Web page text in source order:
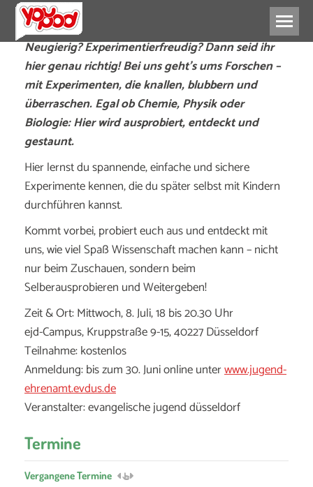
Neugierig? Experimentierfreudig? Dann seid ihr
hier genau richtig! Bei uns geht’s ums Forschen –
mit Experimenten, die knallen, blubbern und
überraschen. Egal ob Chemie, Physik oder
Biologie: Hier wird ausprobiert, entdeckt und
gestaunt.
Hier lernst du spannende, einfache und sichere
Experimente kennen, die du später selbst mit Kindern
durchführen kannst.
Kommt vorbei, probiert euch aus und entdeckt mit
uns, wie viel Spaß Wissenschaft machen kann – nicht
nur beim Zuschauen, sondern beim
Selberausprobieren und Weitergeben!
Zeit & Ort: Mittwoch, 8. Juli, 18 bis 20.30 Uhr
ejd-Campus, Kruppstraße 9-15, 40227 Düsseldorf
Teilnahme: kostenlos
Anmeldung: bis zum 30. Juni online unterwww.jugend-
ehrenamt.evdus.de
Veranstalter: evangelische jugend düsseldorf
Termine
Vergangene Termine